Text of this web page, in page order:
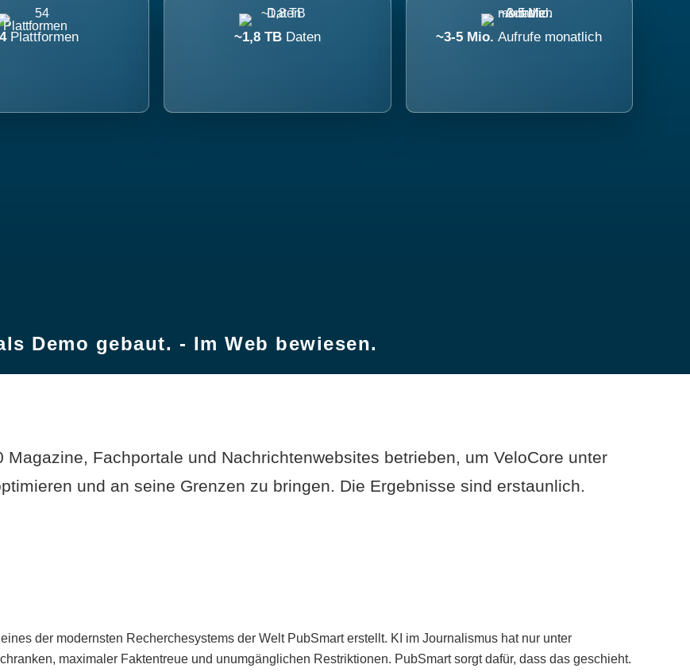
Plattformen ~1,8 TB Daten ~3-5 Mio.Aufrufe monatlich
Demo gebaut. - Im Web bewiesen.
Fachportale und Nachrichtenwebsites betrieben, um VeloCore unter
und an seine Grenzen zu bringen. Die Ergebnisse sind erstaunlich.
der modernsten Recherchesystems der Welt PubSmart erstellt. KI im Journalismus hat nur unter
maximaler Faktentreue und unumgänglichen Restriktionen. PubSmart sorgt dafür, dass das geschieht.